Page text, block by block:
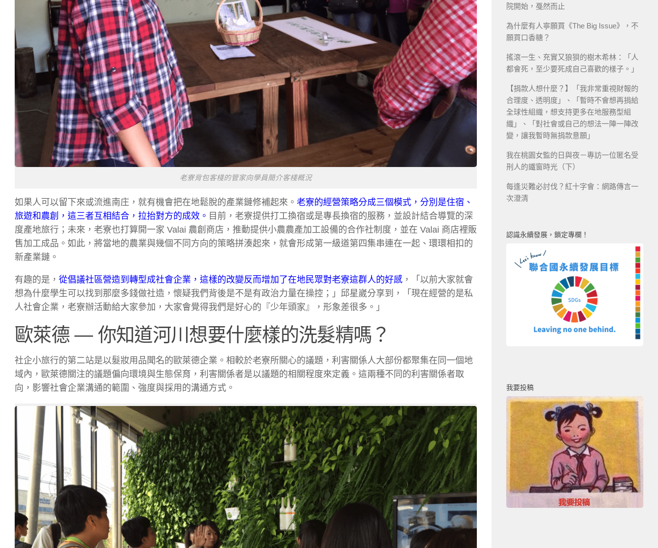
老寮背包客棧的管家向學員簡介客棧概況
如果人可以留下來或流進南庄，就有機會把在地鬆脫的產業鏈修補起來。 老寮的經營策略分成三個模式，分別是住宿、
旅遊和農創，這三者互相結合，拉抬對方的成效。 目前，老寮提供打工換宿或是專長換宿的服務，並設計結合導覽的深
度產地旅行；未來，老寮也打算開一家 Valai 農創商店，推動提供小農農產加工設備的合作社制度，並在 Valai 商店裡販
售加工成品。如此，將當地的農業與幾個不同方向的策略拼湊起來，就會形成第一級道第四集串連在一起、環環相扣的
新產業鏈。
有趣的是， 從倡議社區營造到轉型成社會企業，這樣的改變反而增加了在地民眾對老寮這群人的好感 ，「以前大家就會
想為什麼學生可以找到那麼多錢做社造，懷疑我們背後是不是有政治力量在操控；」邱星崴分享到，「現在經營的是私
人社會企業，老寮辦活動給大家參加，大家會覺得我們是好心的『少年頭家』，形象差很多。」
歐萊德 — 你知道河川想要什麼樣的洗髮精嗎？
社企小旅行的第二站是以髮妝用品聞名的歐萊德企業。相較於老寮所關心的議題，利害關係人大部份都聚集在同一個地
域內，歐萊德關注的議題偏向環境與生態保育，利害關係者是以議題的相關程度來定義。這兩種不同的利害關係者取
向，影響社會企業溝通的範圍、強度與採用的溝通方式。
院開始，戞然而止
為什麼有人寧願買《The Big Issue》，不
願買口香糖？
搖滾一生、充實又狼狽的樹木希林：「人
都會死，至少要死成自己喜歡的樣子。」
【捐款人想什麼？】「我非常重視財報的
合理度、透明度」、「暫時不會想再捐給
全球性組織，想支持更多在地服務型組
織」、「對社會或自己的想法一陣一陣改
變，讓我暫時無捐款意願」
我在桃園女監的日與夜－專訪一位匿名受
刑人的鐵窗時光（下）
每逢災難必討伐？紅十字會：網路傳言一
次澄清
認識永續發展，鎖定專欄！
我要投稿